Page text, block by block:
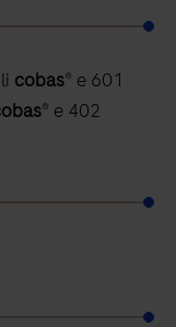
cobas® e 601
® e 402